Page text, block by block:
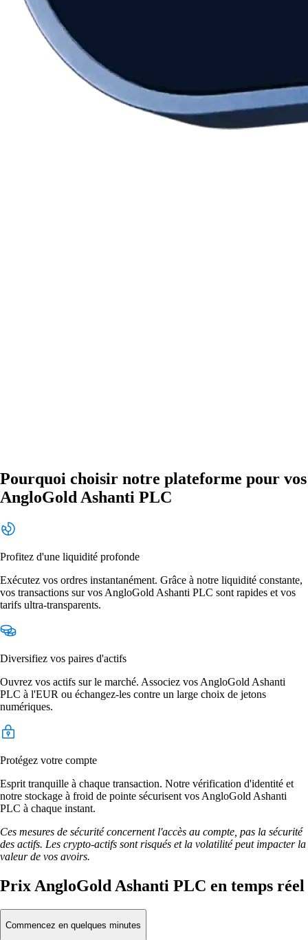
Pourquoi choisir notre plateforme pour vos
AngloGold Ashanti PLC
Profitez d'une liquidité profonde
Exécutez vos ordres instantanément. Grâce à notre liquidité constante,
vos transactions sur vos AngloGold Ashanti PLC sont rapides et vos
tarifs ultra-transparents.
Diversifiez vos paires d'actifs
Ouvrez vos actifs sur le marché. Associez vos AngloGold Ashanti
PLC à l'EUR ou échangez-les contre un large choix de jetons
numériques.
Protégez votre compte
Esprit tranquille à chaque transaction. Notre vérification d'identité et
notre stockage à froid de pointe sécurisent vos AngloGold Ashanti
PLC à chaque instant.
Ces mesures de sécurité concernent l'accès au compte, pas la sécurité
des actifs. Les crypto-actifs sont risqués et la volatilité peut impacter la
valeur de vos avoirs.
Prix AngloGold Ashanti PLC en temps réel
Commencez en quelques minutes